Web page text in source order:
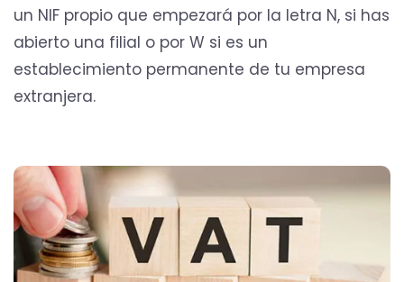
un NIF propio que empezará por la letra N, si has
abierto una filial o por W si es un
establecimiento permanente de tu empresa
extranjera.